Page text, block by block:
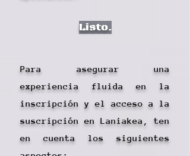
Listo.
Para asegurar una
experiencia fluida en la
inscripción y el acceso a la
suscripción en Laniakea, ten
en cuenta los siguientes